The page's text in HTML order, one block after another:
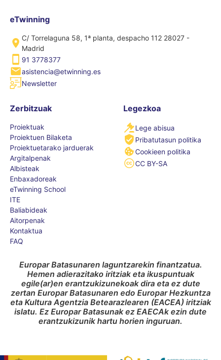
eTwinning
C/ Torrelaguna 58, 1ª planta, despacho 112 28027 -
Madrid
91 3778377
asistencia@etwinning.es
Newsletter
Zerbitzuak
Proiektuak
Proiektuen Bilaketa
Proiektuetarako jarduerak
Argitalpenak
Albisteak
Enbaxadoreak
eTwinning School
ITE
Baliabideak
Aitorpenak
Kontaktua
FAQ
Legezkoa
Lege abisua
Pribatutasun politika
Cookieen politika
CC BY-SA
Europar Batasunaren laguntzarekin finantzatua.
Hemen adierazitako iritziak eta ikuspuntuak
egile(ar)en erantzukizunekoak dira eta ez dute
zertan Europar Batasunaren edo Europar Hezkuntza
eta Kultura Agentzia Betearazlearen (EACEA) iritziak
islatu. Ez Europar Batasunak ez EAECAk ezin dute
erantzukizunik hartu horien inguruan.